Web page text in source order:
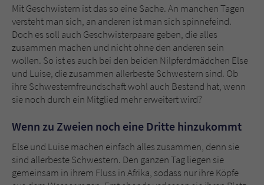
Mit Geschwistern ist das so eine Sache. An manchen Tagen
versteht man sich, an anderen ist man sich spinnefeind.
Doch es soll auch Geschwisterpaare geben, die alles
zusammen machen und nicht ohne den anderen sein
wollen. So ist es auch bei den beiden Nilpferdmädchen Else
und Luise, die zusammen allerbeste Schwestern sind. Ob
ihre Schwesternfreundschaft wohl auch Bestand hat, wenn
sie noch durch ein Mitglied mehr erweitert wird?
Wenn zu Zweien noch eine Dritte hinzukommt
Else und Luise machen einfach alles zusammen, denn sie
sind allerbeste Schwestern. Den ganzen Tag liegen sie
gemeinsam in ihrem Fluss in Afrika, sodass nur ihre Köpfe
Zweck
Dieses Cookie gewährleistet die
Kommunikation der Webseite mit dem
Benutzer. Es wird benötigt um z. B. den
Sicherheitscode des Kontaktformulars zu
überprüfen.